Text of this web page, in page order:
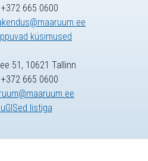
665 0600
küsimused
51, 10621 Tallinn
665 0600
listiga